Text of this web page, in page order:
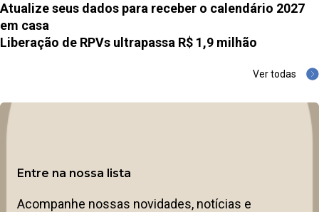
Atualize seus dados para receber o calendário 2027
em casa
Liberação de RPVs ultrapassa R$ 1,9 milhão
Ver todas
Entre na nossa lista
Acompanhe nossas novidades, notícias e